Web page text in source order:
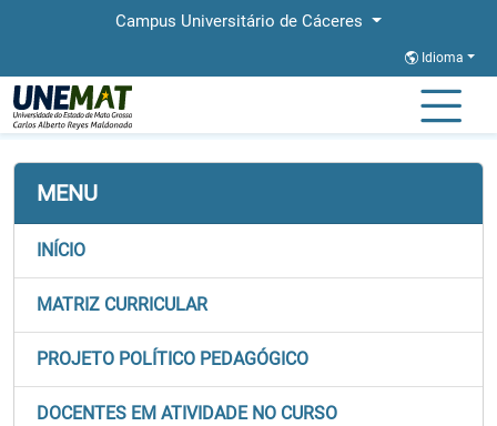
Campus Universitário de Cáceres
Idioma
Página Inicial Direito
MENU
INÍCIO
MATRIZ CURRICULAR
PROJETO POLÍTICO PEDAGÓGICO
DOCENTES EM ATIVIDADE NO CURSO